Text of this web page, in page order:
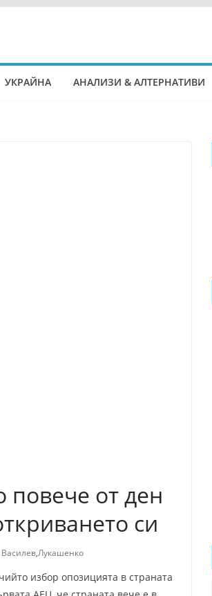
УКРАЙНА АНАЛИЗИ & АЛТЕРНАТИВИ
от ден
си
,Лукашенко
избор опозицията в страната